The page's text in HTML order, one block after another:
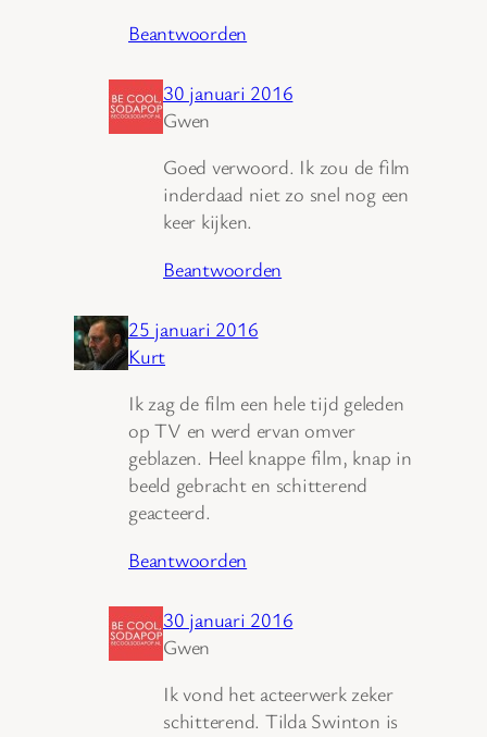
Beantwoorden
30 januari 2016
Gwen
Goed verwoord. Ik zou de film
inderdaad niet zo snel nog een
keer kijken.
Beantwoorden
25 januari 2016
Kurt
Ik zag de film een hele tijd geleden
op TV en werd ervan omver
geblazen. Heel knappe film, knap in
beeld gebracht en schitterend
geacteerd.
Beantwoorden
30 januari 2016
Gwen
Ik vond het acteerwerk zeker
schitterend. Tilda Swinton is